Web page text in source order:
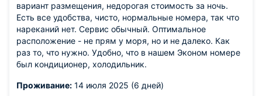
вариант размещения, недорогая стоимость за ночь.
Есть все удобства, чисто, нормальные номера, так что
нареканий нет. Сервис обычный. Оптимальное
расположение - не прям у моря, но и не далеко. Как
раз то, что нужно. Удобно, что в нашем Эконом номере
был кондиционер, холодильник.
Проживание: 14 июля 2025 (6 дней)